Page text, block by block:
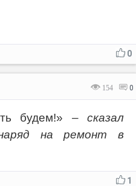
0
154 0
будем!» – сказал
на ремонт в
1